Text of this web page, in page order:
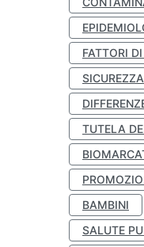
FATTORI
TUTELA
BAMBINI
SALUTE